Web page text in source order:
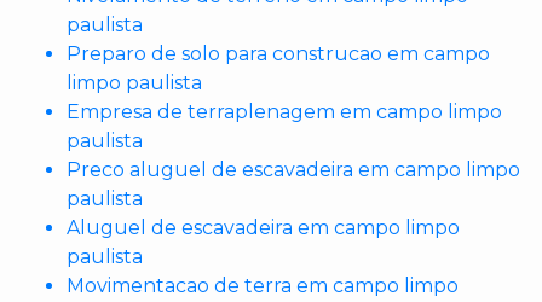
paulista
Preparo de solo para construcao em campo
limpo paulista
Empresa de terraplenagem em campo limpo
paulista
Preco aluguel de escavadeira em campo limpo
paulista
Aluguel de escavadeira em campo limpo
paulista
Movimentacao de terra em campo limpo